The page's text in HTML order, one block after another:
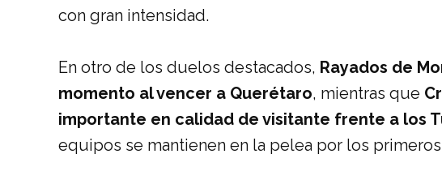
con gran intensidad.
En otro de los duelos destacados, Rayados de
momento al vencer a Querétaro, mientras que
importante en calidad de visitante frente a los
equipos se mantienen en la pelea por los